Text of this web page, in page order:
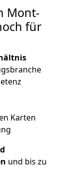
Mont-
für
Karten
und bis zu